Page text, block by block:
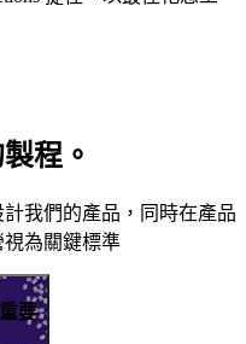
程。
我們的產品，同時在產品
為關鍵標準
要